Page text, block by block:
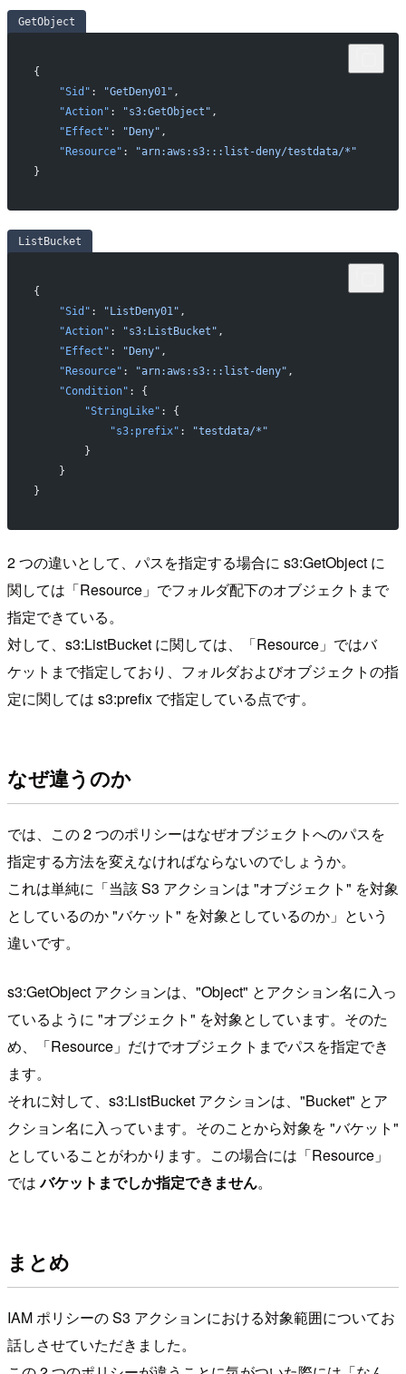
GetObject
{
    "Sid"
: "GetDeny01" ,
    "Action"
: "s3:GetObject" ,
    "Effect"
: "Deny" ,
    "Resource"
:
"arn:aws:s3:::list-deny/testdata/*"
}
ListBucket
{
    "Sid"
: "ListDeny01" ,
    "Action"
: "s3:ListBucket" ,
    "Effect"
: "Deny" ,
    "Resource"
: "arn:aws:s3:::list-deny" ,
    "Condition"
: {
        "StringLike"
: {
            "s3:prefix"
:
"testdata/*"
        }
    }
}
2 つの違いとして、パスを指定する場合に s3:GetObject に
関しては「Resource」でフォルダ配下のオブジェクトまで
指定できている。
対して、s3:ListBucket に関しては、「Resource」ではバ
ケットまで指定しており、フォルダおよびオブジェクトの指
定に関しては s3:prefix で指定している点です。
なぜ違うのか
では、この 2 つのポリシーはなぜオブジェクトへのパスを
指定する方法を変えなければならないのでしょうか。
これは単純に「当該 S3 アクションは "オブジェクト" を対象
としているのか "バケット" を対象としているのか」という
違いです。
s3:GetObject アクションは、"Object" とアクション名に入っ
ているように "オブジェクト" を対象としています。そのた
め、「Resource」だけでオブジェクトまでパスを指定でき
ます。
それに対して、s3:ListBucket アクションは、"Bucket" とア
クション名に入っています。そのことから対象を "バケット"
としていることがわかります。この場合には「Resource」
ではバケットまでしか指定できません。
まとめ
IAM ポリシーの S3 アクションにおける対象範囲についてお
話しさせていただきました。